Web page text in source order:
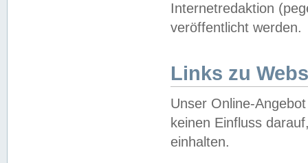
Internetredaktion
veröffentlicht werden.
Links zu
Unser Online-
keinen Einfluss
einhalten.